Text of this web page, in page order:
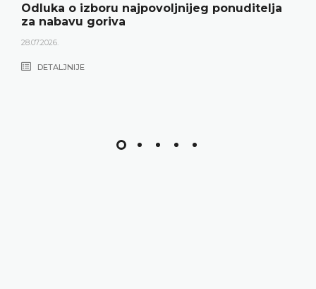
Odluka o izboru najpovoljnijeg ponuditelja
za nabavu goriva
28.07.2026.
DETALJNIJE